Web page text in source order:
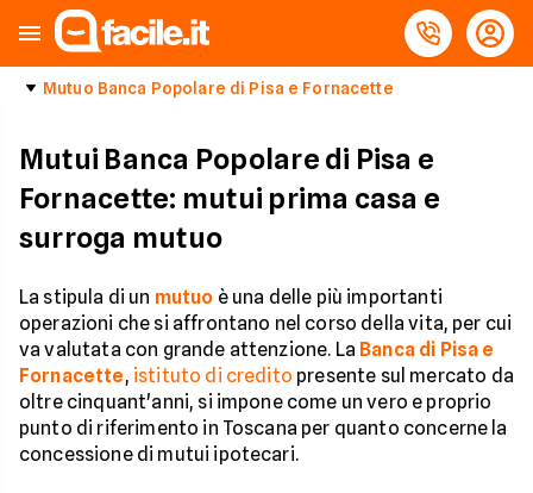
Mutuo Banca Popolare di Pisa e Fornacette
Mutui Banca Popolare di Pisa e
Fornacette: mutui prima casa e
surroga mutuo
La stipula di un mutuo è una delle più importanti
operazioni che si affrontano nel corso della vita, per cui
va valutata con grande attenzione. La Banca di Pisa e
Fornacette, istituto di credito presente sul mercato da
oltre cinquant'anni, si impone come un vero e proprio
punto di riferimento in Toscana per quanto concerne la
concessione di mutui ipotecari.